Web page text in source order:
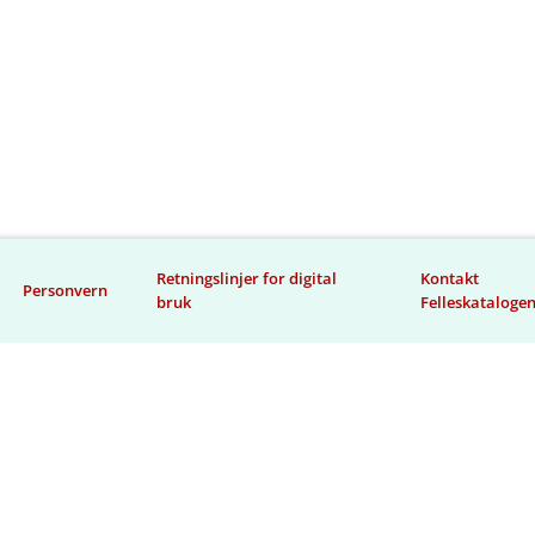
Personvern
Retningslinjer for digital
bruk
Kontakt
Felleskatalogen